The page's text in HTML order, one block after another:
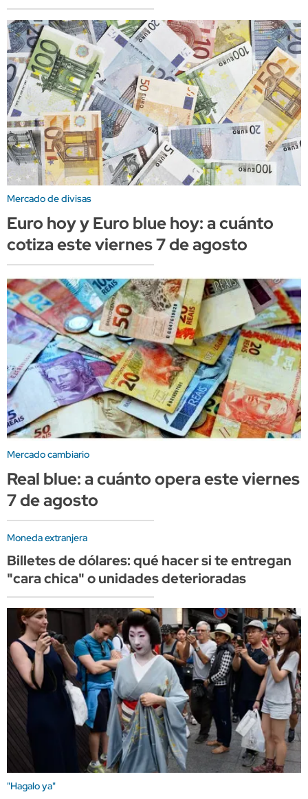
Mercado de divisas
Euro hoy y Euro blue hoy: a cuánto
cotiza este viernes 7 de agosto
Mercado cambiario
Real blue: a cuánto opera este viernes
7 de agosto
Moneda extranjera
Billetes de dólares: qué hacer si te entregan
"cara chica" o unidades deterioradas
"Hagalo ya"